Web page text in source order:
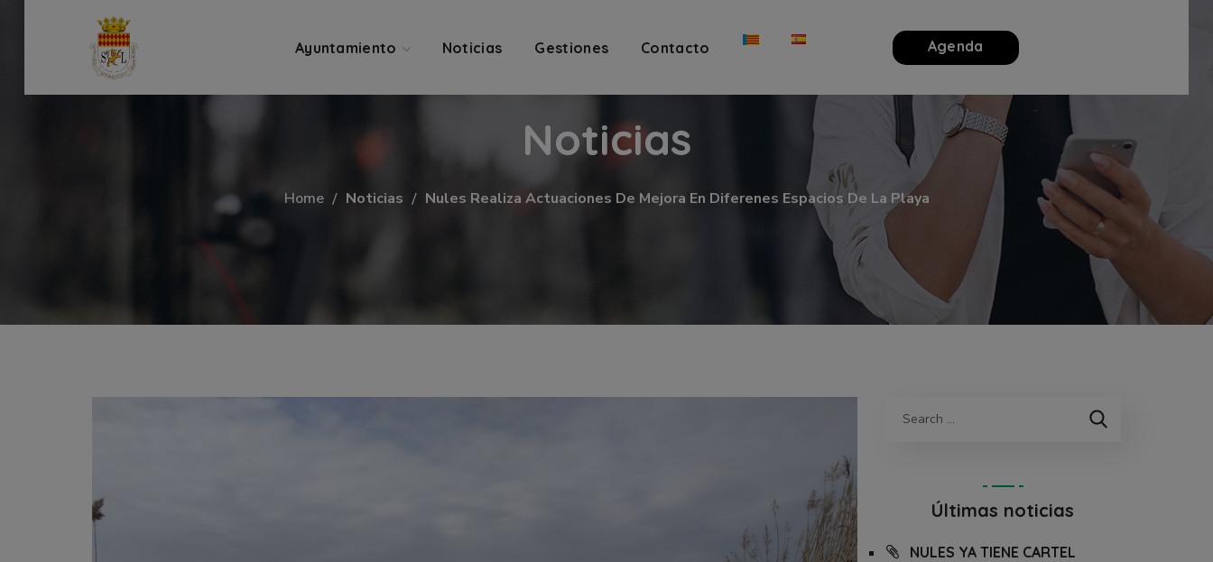
Ayuntamiento Noticias Gestiones Contacto Agenda
Noticias
Home Noticias Nules Realiza Actuaciones De Mejora En Diferenes Espacios De La Playa
Últimas noticias
NULES YA TIENE CARTEL